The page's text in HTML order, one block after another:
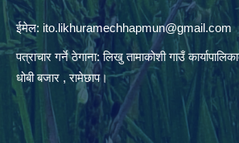
ईमेल: ito.likhuramechhapmun@gmail.com
पत्राचार गर्ने ठेगाना: लिखु तामाकोशी गाउँ
धोबी बजार , रामेछाप।